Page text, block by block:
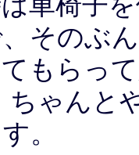
そのぶ
もらっ
ちゃんと
。